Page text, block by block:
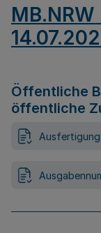
Öffentliche
öffentliche